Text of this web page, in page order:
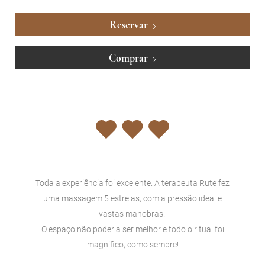
Reservar
Comprar
Toda a experiência foi excelente. A terapeuta Rute fez
uma massagem 5 estrelas, com a pressão ideal e
vastas manobras.
O espaço não poderia ser melhor e todo o ritual foi
magnifico, como sempre!